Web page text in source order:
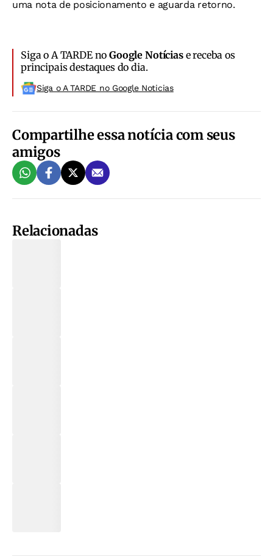
uma nota de posicionamento e aguarda retorno.
Siga o A TARDE noGoogle Notíciase receba os
principais destaques do dia.
Siga o A TARDE no Google Noticias
Compartilhe essa notícia com seus
amigos
Relacionadas